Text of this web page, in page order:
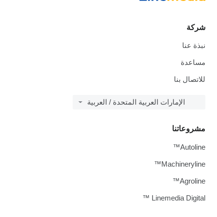
شركة
نبذة عنا
مساعدة
للاتصال بنا
الإمارات العربية المتحدة / العربية
مشروعاتنا
Autoline™
Machineryline™
Agroline™
Linemedia Digital ™